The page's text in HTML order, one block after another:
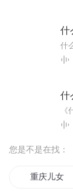
什
什
您是不是在找：
重庆儿女